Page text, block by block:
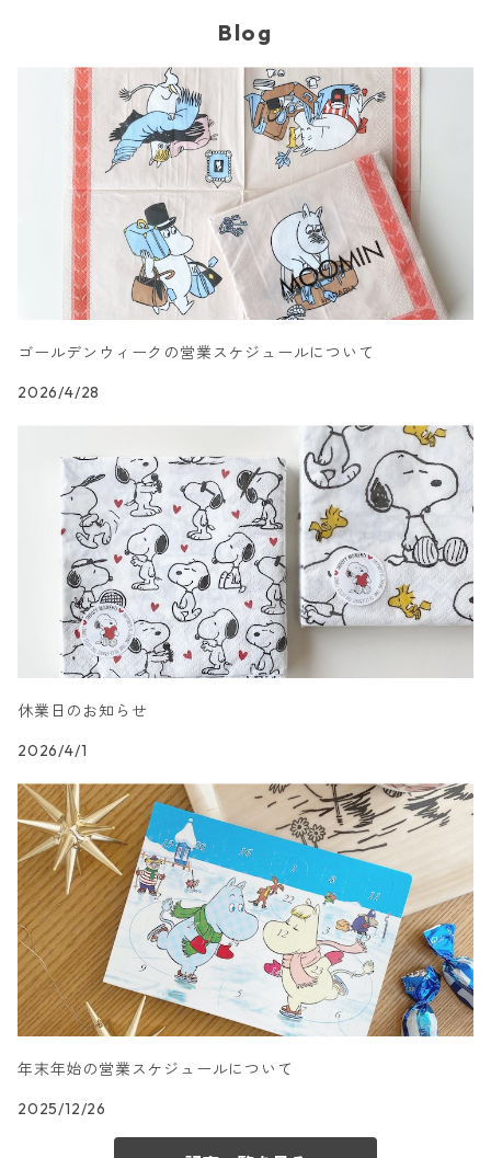
ワックスペーパー
デコパージュ用品
シリコンモールド
北欧雑貨
食べ物・フルーツ・野菜・ドリンク柄
食器・カトラリー柄
洋服・靴柄
羽根・文具・雑貨柄
家・建物・都市柄
人物・妖精柄
陶磁器柄
音楽柄
模様柄
抽象柄
キャラクター柄
文字柄
アート柄
エスニック柄
カクテルサイズ
ランチサイズ
カクテルサイズ
ドイツ製 ti-flair/ティーフレア
ランチサイズ
カクテルサイズ
ドイツ製 PAW/パウ
ランチサイズ
カクテルサイズ
ドイツ製 Daisy/デイジー
ランチサイズ
ドイツ製 Maki/マキ
カクテルサイズ
ランチサイズ
カクテルサイズ
ドイツ製 TETE a TETE/テータテート
ランチサイズ
カクテルサイズ
ドイツ製 Paper+Design
ランチサイズ
カクテルサイズ
ドイツ製 Stewo/スティーボ
ランチサイズ
カクテルサイズ
ドイツ製 Emma Bridgewater
ランチサイズ
ドイツ製 Nouveau/ヌーボー
カクテルサイズ
ランチサイズ
カクテルサイズ
ドイツ製 Sagen Vintage
ランチサイズ
カクテルサイズ
ドイツ製 Villeroy&Boch
ランチサイズ
カクテルサイズ
ドイツ製 artablo/アルタブロ
ランチサイズ
カクテルサイズ
ドイツ製 PAPSTAR/パップスター
ランチサイズ
ドイツ製 sovie/ソフィー
ドイツ製 Gratz Verlag
デコパージュはさみ
3Dデコパージュ
コーティング液
刺繍枠・フレーム・ディスプレイ用品
ポスター・カレンダー
北欧雑貨
デコパージュ用品
Blog
ゴールデンウィークの営業スケジュールについて
2026/4/28
休業日のお知らせ
2026/4/1
年末年始の営業スケジュールについて
2025/12/26